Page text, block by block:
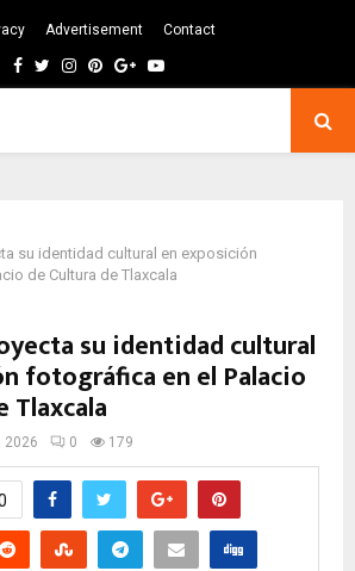
Advertisement Contact
Facebook
TwitterInstagram
Pinterest
GoogleYoutube
su identidad cultural en exposición
de Cultura de Tlaxcala
su identidad cultural
fotográfica en el Palacio
Tlaxcala
2026 0 179